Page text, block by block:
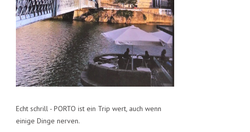
Echt schrill - PORTO ist ein Trip wert, auch wenn
einige Dinge nerven.